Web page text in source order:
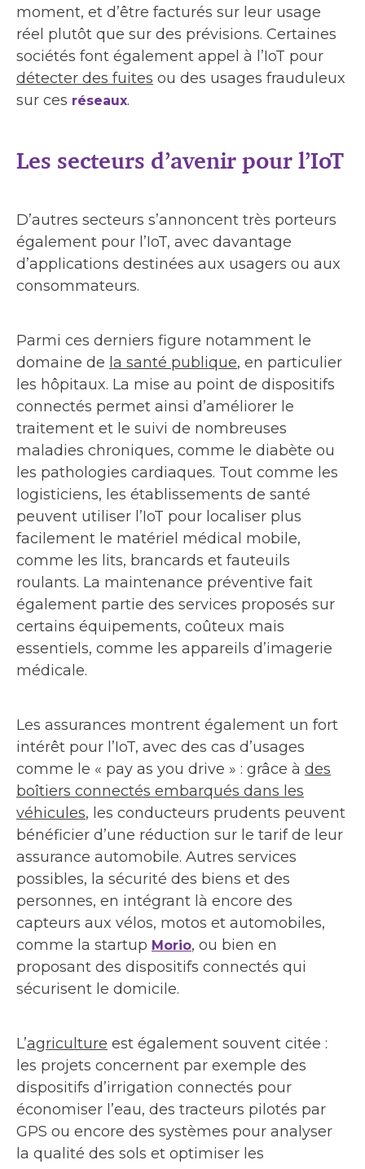
moment, et d’être facturés sur leur usage
réel plutôt que sur des prévisions. Certaines
sociétés font également appel à l’IoT pour
détecter des fuites ou des usages frauduleux
sur ces réseaux.
Les secteurs d’avenir pour l’IoT
D’autres secteurs s’annoncent très porteurs
également pour l’IoT, avec davantage
d’applications destinées aux usagers ou aux
consommateurs.
Parmi ces derniers figure notamment le
domaine de la santé publique, en particulier
les hôpitaux. La mise au point de dispositifs
connectés permet ainsi d’améliorer le
traitement et le suivi de nombreuses
maladies chroniques, comme le diabète ou
les pathologies cardiaques. Tout comme les
logisticiens, les établissements de santé
peuvent utiliser l’IoT pour localiser plus
facilement le matériel médical mobile,
comme les lits, brancards et fauteuils
roulants. La maintenance préventive fait
également partie des services proposés sur
certains équipements, coûteux mais
essentiels, comme les appareils d’imagerie
médicale.
Les assurances montrent également un fort
intérêt pour l’IoT, avec des cas d’usages
comme le « pay as you drive » : grâce à des
boîtiers connectés embarqués dans les
véhicules, les conducteurs prudents peuvent
bénéficier d’une réduction sur le tarif de leur
assurance automobile. Autres services
possibles, la sécurité des biens et des
personnes, en intégrant là encore des
capteurs aux vélos, motos et automobiles,
comme la startup Morio, ou bien en
proposant des dispositifs connectés qui
sécurisent le domicile.
L’agriculture est également souvent citée :
les projets concernent par exemple des
dispositifs d’irrigation connectés pour
économiser l’eau, des tracteurs pilotés par
GPS ou encore des systèmes pour analyser
la qualité des sols et optimiser les